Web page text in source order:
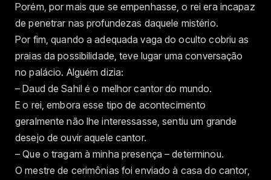
Porém, por mais que se empenhasse, o rei era incapaz
de penetrar nas profundezas daquele mistério.
Por fim, quando a adequada vaga do oculto cobriu as
praias da possibilidade, teve lugar uma conversação
no palácio. Alguém dizia:
– Daud de Sahil é o melhor cantor do mundo.
E o rei, embora esse tipo de acontecimento
geralmente não lhe interessasse, sentiu um grande
desejo de ouvir aquele cantor.
– Que o tragam à minha presença – determinou.
O mestre de cerimônias foi enviado à casa do cantor,